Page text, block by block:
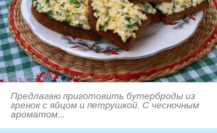
Предлагаю приготовить бутерброды из
гренок с яйцом и петрушкой. С чесночным
ароматом...